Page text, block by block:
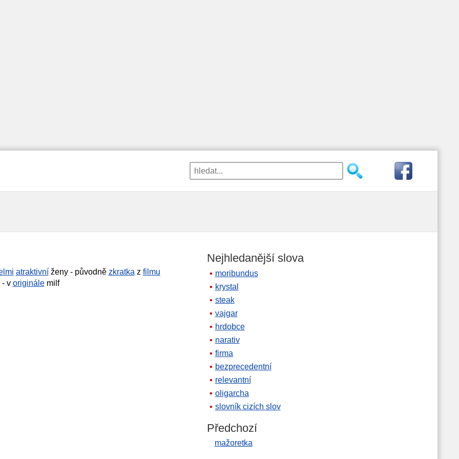
atraktivníženy - původně zkratka z filmu
- v originálemilf
Nejhledanější slova
moribundus
krystal
steak
vajgar
hrdobce
narativ
firma
bezprecedentní
relevantní
oligarcha
slovník cizích slov
Předchozí
mažoretka